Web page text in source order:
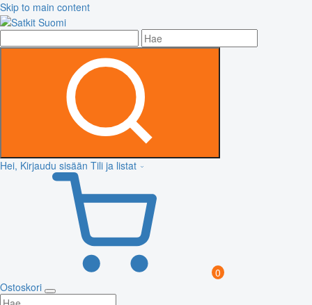
Skip to main content
Hei, Kirjaudu sisään Tili ja listat
0
Ostoskori